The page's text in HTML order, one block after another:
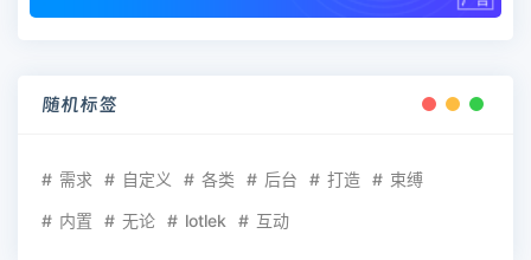
随机标签
需求 自定义 各类 后台 打造 束缚
内置 无论 lotlek 互动